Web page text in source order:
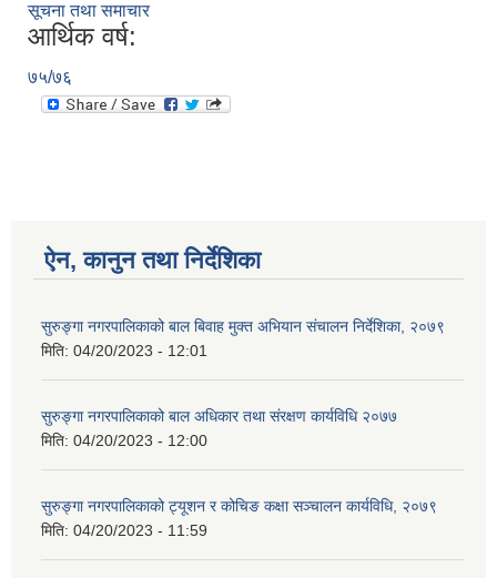
सूचना तथा समाचार
आर्थिक वर्ष:
७५/७६
ऐन, कानुन तथा निर्देशिका
सुरुङ्गा नगरपालिकाको बाल बिवाह मुक्त अभियान संचालन निर्देशिका, २०७९
मिति: 04/20/2023 - 12:01
सुरुङ्गा नगरपालिकाको बाल अधिकार तथा संरक्षण कार्यविधि २०७७
मिति: 04/20/2023 - 12:00
सुरुङ्गा नगरपालिकाको ट्यूशन र कोचिङ कक्षा सञ्चालन कार्यविधि, २०७९
मिति: 04/20/2023 - 11:59